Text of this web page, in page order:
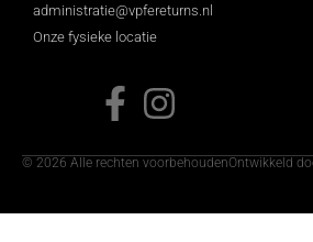
administratie@vpfereturns.nl
Onze fysieke locatie
© 2026 Alle rechten voorbehoudenOntwikkeld